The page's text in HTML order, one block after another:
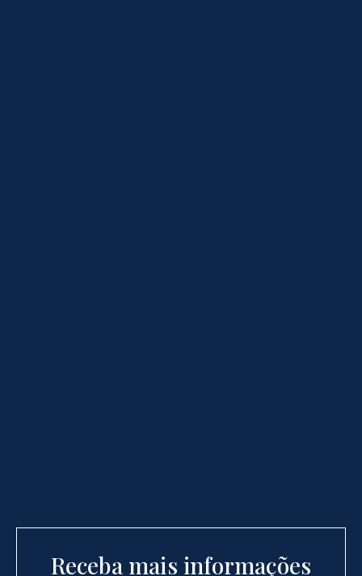
Receba mais informações